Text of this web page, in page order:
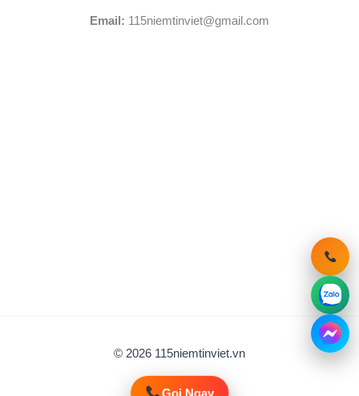
Email: 115niemtinviet@gmail.com
© 2026 115niemtinviet.vn
Gọi Ngay